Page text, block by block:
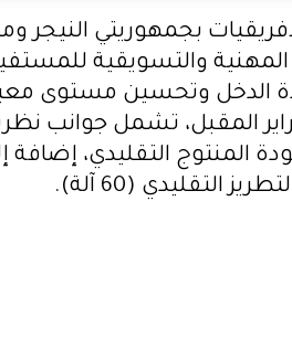
بجمهوريتي النيجر
المهنية والتسويقية
الدخل وتحسين مستوى
إلى أن هذه الدورة التدريبية، المتواصلة
التقليدي، إضافة
التقليدي (60 آلة).